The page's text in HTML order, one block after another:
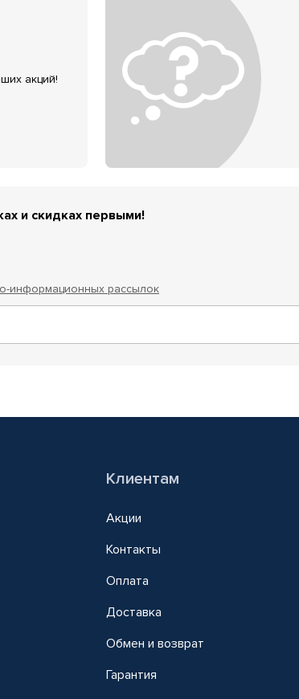
акций!
и скидках первыми!
информационных рассылок
Клиентам
Акции
Контакты
Оплата
Доставка
Обмен и возврат
Гарантия